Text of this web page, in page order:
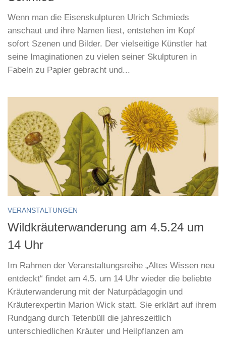
Wenn man die Eisenskulpturen Ulrich Schmieds
anschaut und ihre Namen liest, entstehen im Kopf
sofort Szenen und Bilder. Der vielseitige Künstler hat
seine Imaginationen zu vielen seiner Skulpturen in
Fabeln zu Papier gebracht und...
VERANSTALTUNGEN
Wildkräuterwanderung am 4.5.24 um
14 Uhr
Im Rahmen der Veranstaltungsreihe „Altes Wissen neu
entdeckt“ findet am 4.5. um 14 Uhr wieder die beliebte
Kräuterwanderung mit der Naturpädagogin und
Kräuterexpertin Marion Wick statt. Sie erklärt auf ihrem
Rundgang durch Tetenbüll die jahreszeitlich
unterschiedlichen Kräuter und Heilpflanzen am